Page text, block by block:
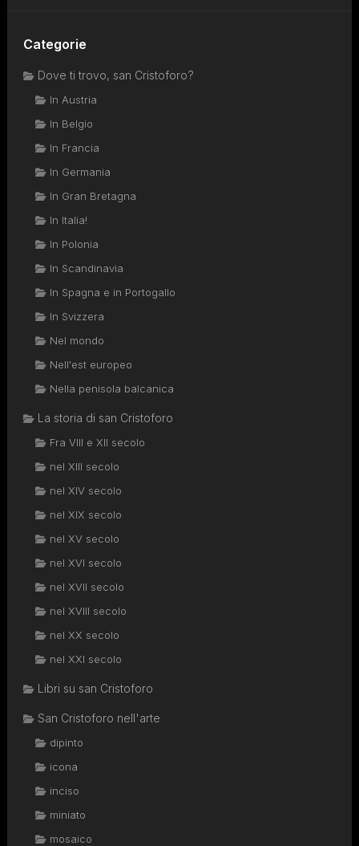
Categorie
Dove ti trovo, san Cristoforo?
In Austria
In Belgio
In Francia
In Germania
In Gran Bretagna
In Italia!
In Polonia
In Scandinavia
In Spagna e in Portogallo
In Svizzera
Nel mondo
Nell'est europeo
Nella penisola balcanica
La storia di san Cristoforo
Fra VIII e XII secolo
nel XIII secolo
nel XIV secolo
nel XIX secolo
nel XV secolo
nel XVI secolo
nel XVII secolo
nel XVIII secolo
nel XX secolo
nel XXI secolo
Libri su san Cristoforo
San Cristoforo nell'arte
dipinto
icona
inciso
miniato
mosaico